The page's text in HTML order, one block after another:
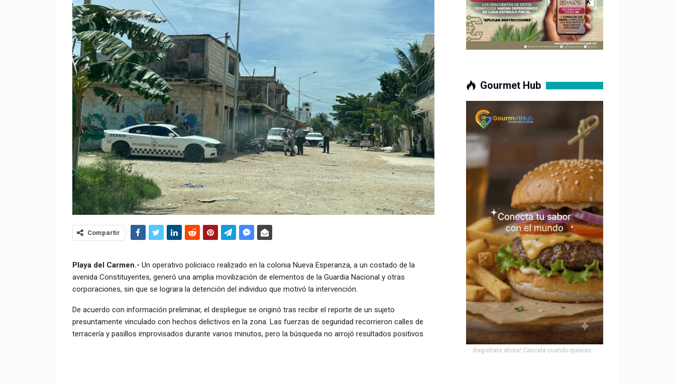
Compartir
Playa del Carmen.- Un operativo policiaco realizado en la colonia Nueva Esperanza, a un costado de la
avenida Constituyentes, generó una amplia movilización de elementos de la Guardia Nacional y otras
corporaciones, sin que se lograra la detención del individuo que motivó la intervención.
De acuerdo con información preliminar, el despliegue se originó tras recibir el reporte de un sujeto
presuntamente vinculado con hechos delictivos en la zona. Las fuerzas de seguridad recorrieron calles de
terracería y pasillos improvisados durante varios minutos, pero la búsqueda no arrojó resultados positivos.
Gourmet Hub
Registrate ahora! Cancela cuando quieras...